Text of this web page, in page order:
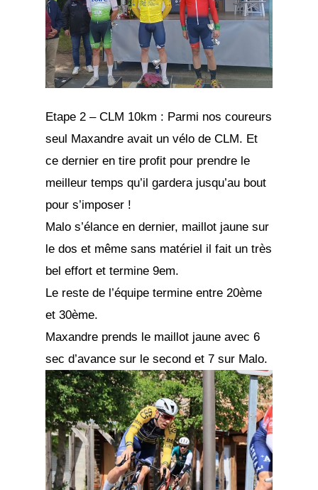
Etape 2 – CLM 10km : Parmi nos coureurs
seul Maxandre avait un vélo de CLM. Et
ce dernier en tire profit pour prendre le
meilleur temps qu’il gardera jusqu’au bout
pour s’imposer !
Malo s’élance en dernier, maillot jaune sur
le dos et même sans matériel il fait un très
bel effort et termine 9em.
Le reste de l’équipe termine entre 20ème
et 30ème.
Maxandre prends le maillot jaune avec 6
sec d’avance sur le second et 7 sur Malo.